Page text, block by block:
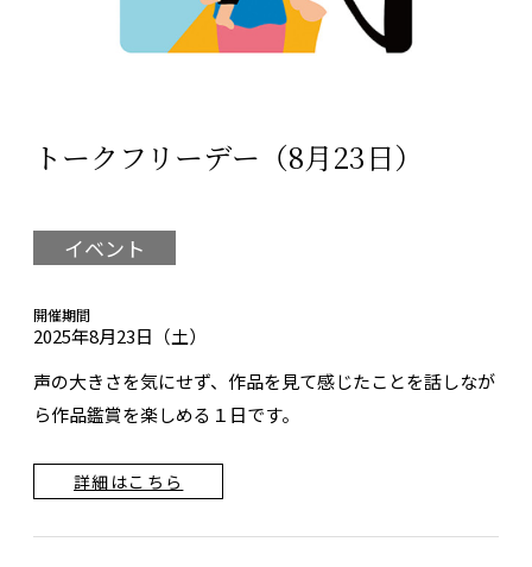
トークフリーデー（8月23日）
イベント
開催期間
2025年8月23日（土）
声の大きさを気にせず、作品を見て感じたことを話しなが
ら作品鑑賞を楽しめる１日です。
詳細はこちら